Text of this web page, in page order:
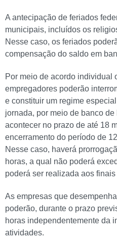
A antecipação de feriados
municipais, incluídos os
Nesse caso, os feriados
compensação do saldo em
Por meio de acordo individual
empregadores poderão
e constituir um regime
jornada, por meio de banco
acontecer no prazo de até 18
encerramento do período de
Nesse caso, haverá
horas, a qual não poderá
poderá ser realizada aos
As empresas que
poderão, durante o prazo
horas independentemente da
atividades.